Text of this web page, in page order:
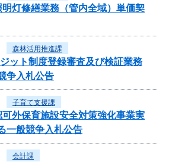
灯修繕業務（管内全域）単価契
森林活用推進課
ット制度登録審査及び検証業務
争入札公告
子育て支援課
外保育施設安全対策強化事業実
一般競争入札公告
会計課